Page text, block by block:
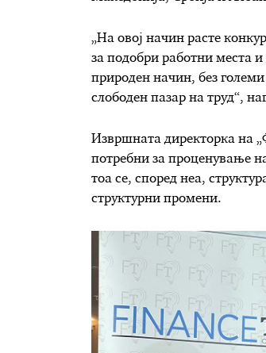
„На овој начин расте
за подобри работни места и
природен начин, без
слободен пазар на труд“,
Извршната директорка на
потребни за проценување
тоа се, според неа,
структурни промени.